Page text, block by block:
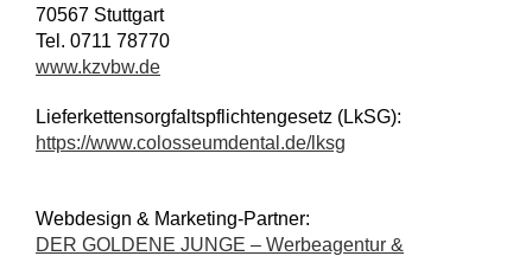
70567 Stuttgart
Tel. 0711 78770
www.kzvbw.de
Lieferkettensorgfaltspflichtengesetz (LkSG):
https://www.colosseumdental.de/lksg
Webdesign & Marketing-Partner:
DER GOLDENE JUNGE – Werbeagentur &